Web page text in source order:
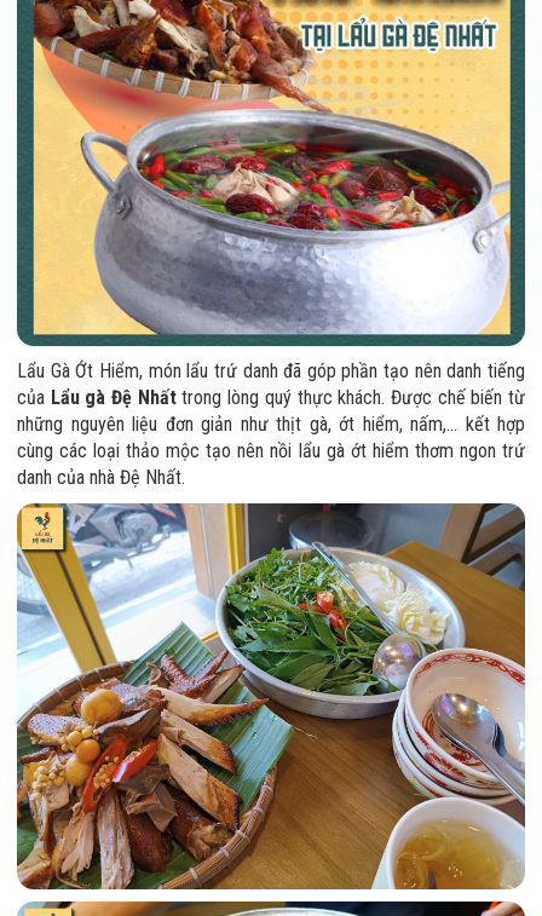
Lẩu Gà Ớt Hiểm, món lẩu trứ danh đã góp phần tạo nên danh tiếng
của Lẩu gà Đệ Nhấttrong lòng quý thực khách. Được chế biến từ
những nguyên liệu đơn giản như thịt gà, ớt hiểm, nấm,... kết hợp
cùng các loại thảo mộc tạo nên nồi lẩu gà ớt hiểm thơm ngon trứ
danh của nhà Đệ Nhất.